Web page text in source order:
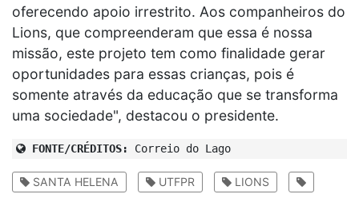
oferecendo apoio irrestrito. Aos companheiros do
Lions, que compreenderam que essa é nossa
missão, este projeto tem como finalidade gerar
oportunidades para essas crianças, pois é
somente através da educação que se transforma
uma sociedade", destacou o presidente.
FONTE/CRÉDITOS: Correio do Lago
SANTA HELENA UTFPR LIONS